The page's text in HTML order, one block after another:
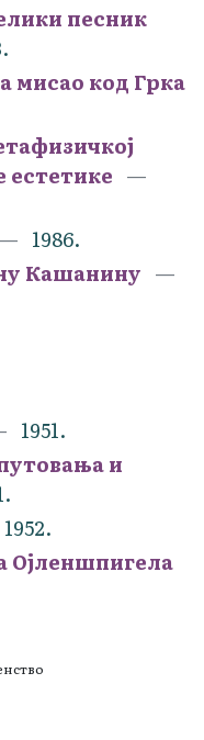
песник
мисао код Грка
естетике
1986.
Кашанину
1951.
и
1952.
Ојленшпигела